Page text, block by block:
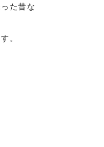
た昔な
。